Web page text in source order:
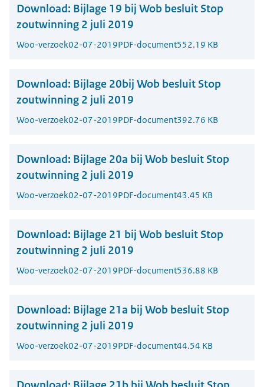
Download: Bijlage 19 bij Wob besluit Stop
zoutwinning 2 juli 2019
Woo-verzoek02-07-2019PDF-document552.19 KB
Download: Bijlage 20bij Wob besluit Stop
zoutwinning 2 juli 2019
Woo-verzoek02-07-2019PDF-document392.76 KB
Download: Bijlage 20a bij Wob besluit Stop
zoutwinning 2 juli 2019
Woo-verzoek02-07-2019PDF-document43.45 KB
Download: Bijlage 21 bij Wob besluit Stop
zoutwinning 2 juli 2019
Woo-verzoek02-07-2019PDF-document536.88 KB
Download: Bijlage 21a bij Wob besluit Stop
zoutwinning 2 juli 2019
Woo-verzoek02-07-2019PDF-document44.54 KB